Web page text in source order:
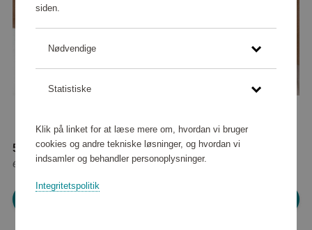
50 380 point
eller
458 kr
siden.
Nødvendige
Statistiske
Klik på linket for at læse mere om, hvordan vi bruger
cookies og andre tekniske løsninger, og hvordan vi
indsamler og behandler personoplysninger.
Integritetspolitik